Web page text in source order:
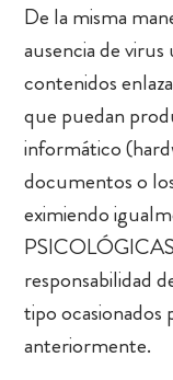
De la misma
ausencia de
contenidos
que puedan
informático
documentos o
eximiendo
responsabilidad
tipo
anteriormente.